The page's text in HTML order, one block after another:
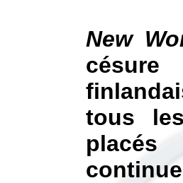
New
tous
placés